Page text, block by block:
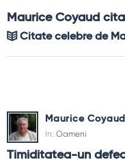
Maurice Coyaud
Citate celebre de
Maurice Coyaud
In: Oameni
Timiditatea-un